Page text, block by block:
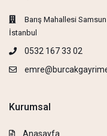
Barış Mahallesi
İstanbul
0532 167 33 02
Kurumsal
Anasayfa